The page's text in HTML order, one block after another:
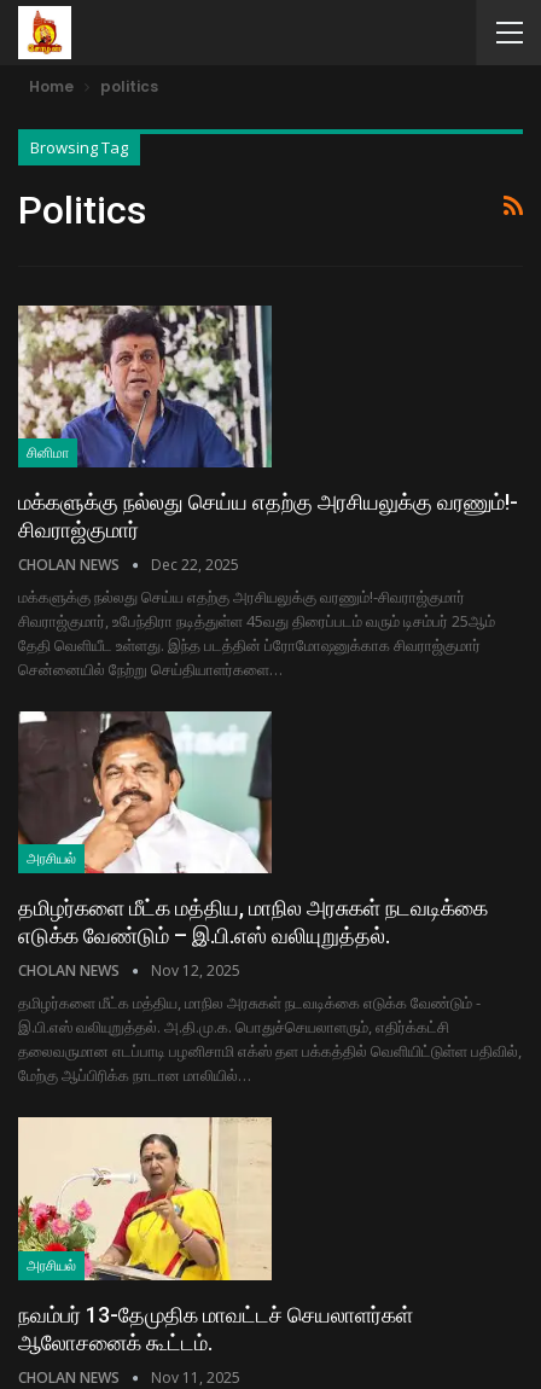
Home politics
Browsing Tag
Politics
சினிமா
மக்களுக்கு நல்லது செய்ய எதற்கு அரசியலுக்கு வரணும்!-
சிவராஜ்குமார்
CHOLAN NEWS Dec 22, 2025
மக்களுக்கு நல்லது செய்ய எதற்கு அரசியலுக்கு வரணும்!-சிவராஜ்குமார்
சிவராஜ்குமார், உபேந்திரா நடித்துள்ள 45வது திரைப்படம் வரும் டிசம்பர் 25ஆம்
தேதி வெளியீட உள்ளது. இந்த படத்தின் ப்ரோமோஷனுக்காக சிவராஜ்குமார்
சென்னையில் நேற்று செய்தியாளர்களை…
அரசியல்
தமிழர்களை மீட்க மத்திய, மாநில அரசுகள் நடவடிக்கை
எடுக்க வேண்டும் – இ.பி.எஸ் வலியுறுத்தல்.
CHOLAN NEWS Nov 12, 2025
தமிழர்களை மீட்க மத்திய, மாநில அரசுகள் நடவடிக்கை எடுக்க வேண்டும் -
இ.பி.எஸ் வலியுறுத்தல். அ.தி.மு.க. பொதுச்செயலாளரும், எதிர்க்கட்சி
தலைவருமான எடப்பாடி பழனிசாமி எக்ஸ் தள பக்கத்தில் வெளியிட்டுள்ள பதிவில்,
மேற்கு ஆப்பிரிக்க நாடான மாலியில்…
அரசியல்
நவம்பர் 13-தேமுதிக மாவட்டச் செயலாளர்கள்
ஆலோசனைக் கூட்டம்.
CHOLAN NEWS Nov 11, 2025